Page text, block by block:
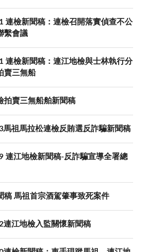
連檢新聞稿：連檢召開落實偵查不公
繫會議
連檢新聞稿：連江地檢與士林執行分
賣三無船
拍賣三無船舶新聞稿
馬祖馬拉松連檢反賄選反詐騙新聞稿
連江地檢新聞稿-反詐騙宣導全署總
稿 馬祖首宗酒駕肇事致死案件
連江地檢入監關懷新聞稿